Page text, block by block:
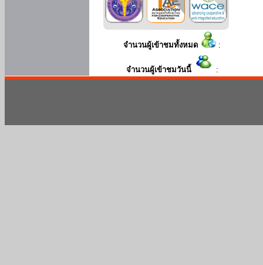
จำนวนผู้เข้าชมทั้งหมด :
จำนวนผู้เข้าชมวันนี้ :